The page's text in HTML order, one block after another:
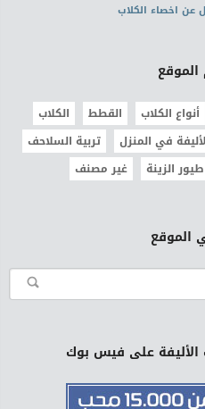
عن اخصاء الكلاب
أنواع الكلاب القطط
الكلاب
في المنزل
تربية السلاحف
الزينة غير مصنف
الموقع
الأليفة على فيس بوك